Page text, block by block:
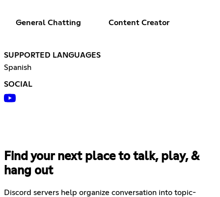
General Chatting Content Creator
SUPPORTED LANGUAGES
Spanish
SOCIAL
Find your next place to talk, play, &
hang out
Discord servers help organize conversation into topic-